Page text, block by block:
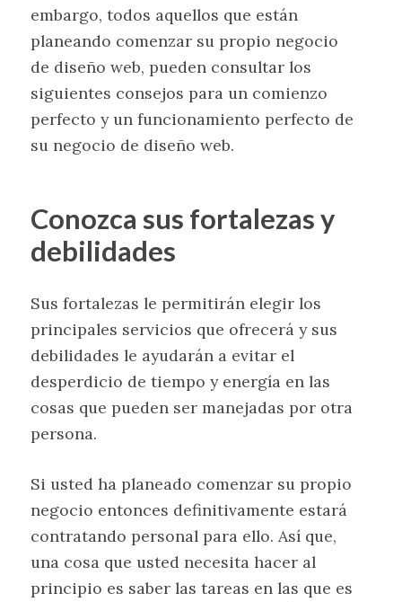
embargo, todos aquellos que están
planeando comenzar su propio negocio
de diseño web, pueden consultar los
siguientes consejos para un comienzo
perfecto y un funcionamiento perfecto de
su negocio de diseño web.
Conozca sus fortalezas y
debilidades
Sus fortalezas le permitirán elegir los
principales servicios que ofrecerá y sus
debilidades le ayudarán a evitar el
desperdicio de tiempo y energía en las
cosas que pueden ser manejadas por otra
persona.
Si usted ha planeado comenzar su propio
negocio entonces definitivamente estará
contratando personal para ello. Así que,
una cosa que usted necesita hacer al
principio es saber las tareas en las que es